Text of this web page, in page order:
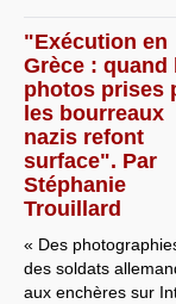
"Exécution en
Grèce : quand
photos prises
les bourreaux
nazis refont
surface". Par
Stéphanie
Trouillard
« Des
des soldats
aux enchères sur